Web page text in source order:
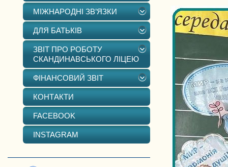
МІЖНАРОДНІ ЗВ’ЯЗКИ
ДЛЯ БАТЬКІВ
ЗВІТ ПРО РОБОТУ
СКАНДИНАВСЬКОГО ЛІЦЕЮ
ФІНАНСОВИЙ ЗВІТ
КОНТАКТИ
FACEBOOK
INSTAGRAM